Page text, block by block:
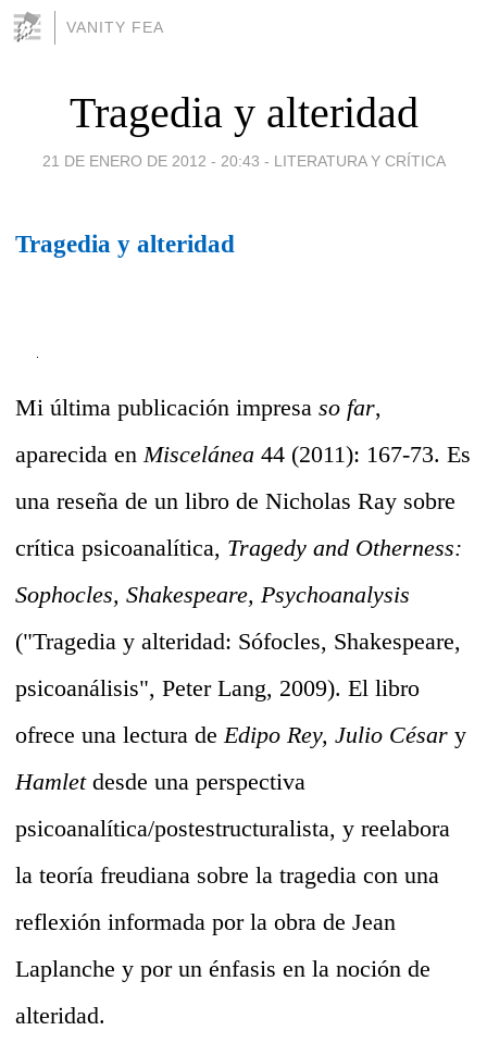
VANITY FEA
Tragedia y alteridad
21 DE ENERO DE 2012 - 20:43 - LITERATURA Y CRÍTICA
Tragedia y alteridad
Mi última publicación impresa so far,
aparecida enMiscelánea 44 (2011): 167-73. Es
una reseña de un libro de Nicholas Ray sobre
crítica psicoanalítica, Tragedy and Otherness:
Sophocles, Shakespeare, Psychoanalysis
("Tragedia y alteridad: Sófocles, Shakespeare,
psicoanálisis", Peter Lang, 2009). El libro
ofrece una lectura deEdipo Rey, Julio César y
Hamletdesde una perspectiva
psicoanalítica/postestructuralista, y reelabora
la teoría freudiana sobre la tragedia con una
reflexión informada por la obra de Jean
Laplanche y por un énfasis en la noción de
alteridad.